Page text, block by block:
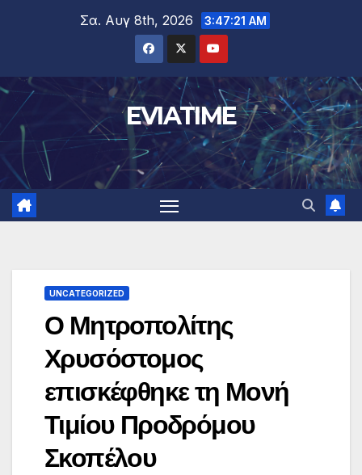
Σα. Αυγ 8th, 2026 3:47:22 AM
EVIATIME
UNCATEGORIZED
Ο Μητροπολίτης
Χρυσόστομος
επισκέφθηκε τη Μονή
Τιμίου Προδρόμου
Σκοπέλου